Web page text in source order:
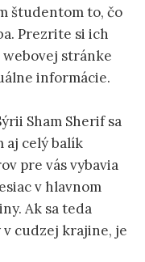
študentom to, čo
Prezrite si ich
webovej stránke
informácie.
Sham Sherif sa
aj celý balík
pre vás vybavia
v hlavnom
Ak sa teda
v cudzej krajine, je